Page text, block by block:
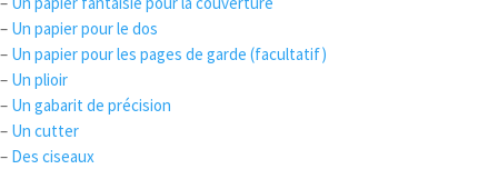
– Un papier pour le dos
– Un papier pour les pages de garde (facultatif)
– Un plioir
– Un gabarit de précision
– Un cutter
– Des ciseaux